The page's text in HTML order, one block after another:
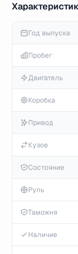
Год выпуска
Пробег
Двигатель
Коробка
Привод
Кузов
Состояние
Руль
Таможня
Наличие